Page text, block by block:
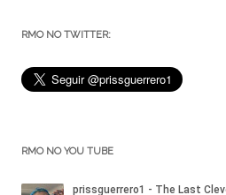
RMO NO TWITTER:
RMO NO YOU TUBE